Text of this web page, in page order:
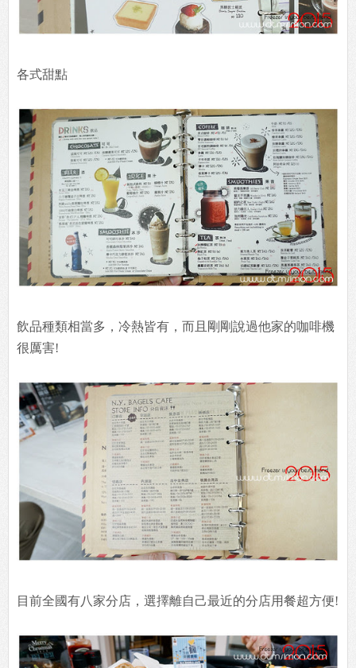
各式甜點
飲品種類相當多，冷熱皆有，而且剛剛說過他家的咖啡機
很厲害!
目前全國有八家分店，選擇離自己最近的分店用餐超方便!